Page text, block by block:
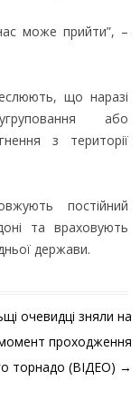
може прийти”, –
що наразі
або
з території
постійний
та враховують
держави.
очевидці зняли на
проходження
торнадо (ВІДЕО) →